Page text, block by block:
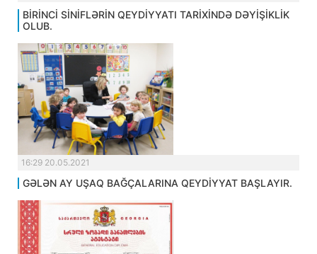
BİRİNCİ SİNİFLƏRİN QEYDİYYATI TARİXİNDƏ DƏYİŞİKLİK
OLUB.
16:29 20.05.2021
GƏLƏN AY UŞAQ BAĞÇALARINA QEYDİYYAT BAŞLAYIR.